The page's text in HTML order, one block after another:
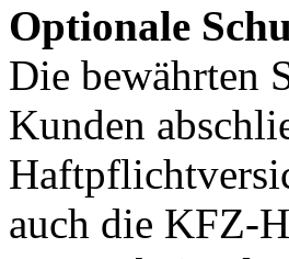
Optionale
Die bewährten
Kunden
auch die KFZ-